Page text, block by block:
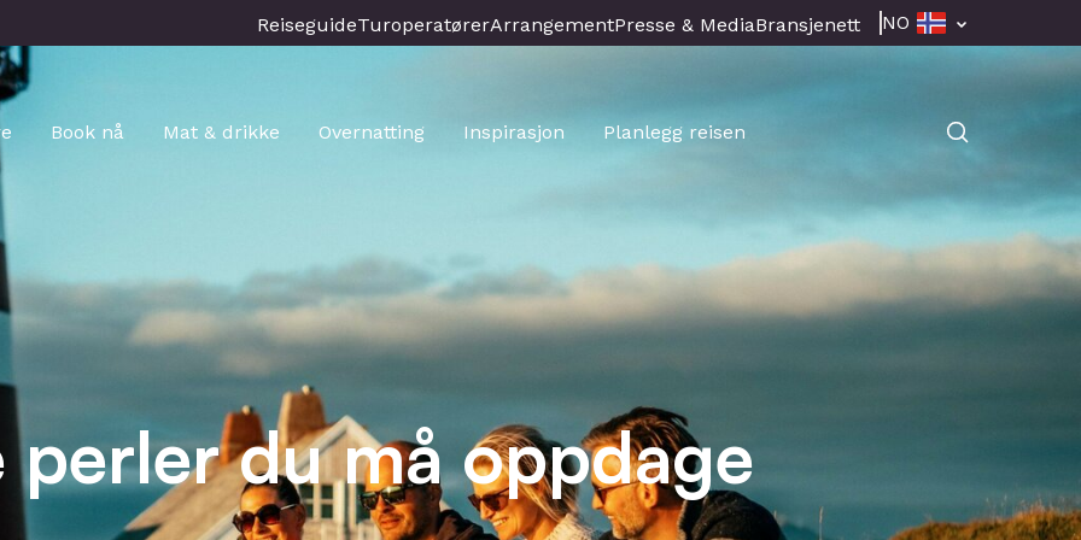
ReiseguideTuroperatørerArrangementPresse & MediaBransjenett NO
Book nå Mat & drikke Overnatting Inspirasjon Planlegg reisen
perler du må oppdage